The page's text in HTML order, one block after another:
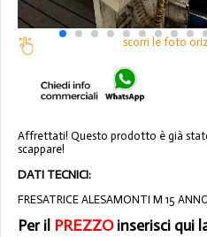
scorri le foto
Affrettati! Questo prodotto è già
scappare!
DATI TECNICI:
FRESATRICE ALESAMONTI M 15
Per il PREZZOinserisci qui